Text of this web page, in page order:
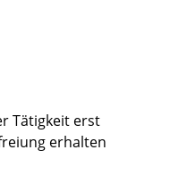
Tätigkeit erst
erhalten